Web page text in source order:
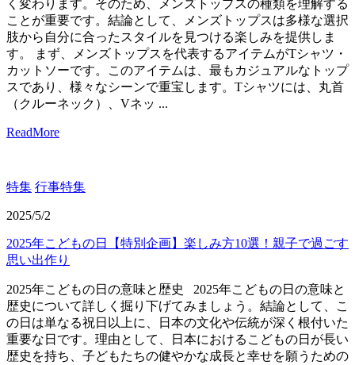
く変わります。そのため、メンズトップスの種類を理解する
ことが重要です。結論として、メンズトップスは多様な選択
肢から自分に合ったスタイルを見つける楽しみを提供しま
す。 まず、メンズトップスを代表するアイテムがTシャツ・
カットソーです。このアイテムは、最もカジュアルなトップ
スであり、様々なシーンで重宝します。Tシャツには、丸首
（クルーネック）、Vネッ ...
ReadMore
特集 行事特集
2025/5/2
2025年こどもの日【特別企画】楽しみ方10選！親子で過ごす
思い出作り
2025年こどもの日の意味と歴史 2025年こどもの日の意味と
歴史について詳しく掘り下げてみましょう。結論として、こ
の日は単なる祝日以上に、日本の文化や伝統が深く根付いた
重要な日です。理由として、日本におけるこどもの日が長い
歴史を持ち、子どもたちの健やかな成長と幸せを願うための